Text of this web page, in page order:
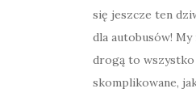
się jeszcze ten
dla autobusów!
drogą to
skomplikowane,